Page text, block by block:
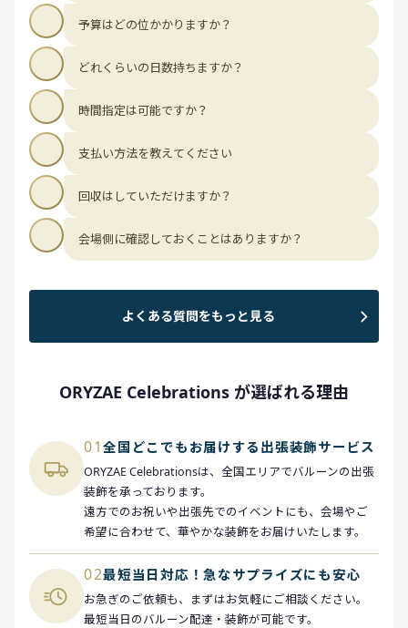
予算はどの位かかりますか？
どれくらいの日数持ちますか？
時間指定は可能ですか？
支払い方法を教えてください
回収はしていただけますか？
会場側に確認しておくことはありますか？
よくある質問をもっと見る
ORYZAE Celebrations が選ばれる理由
01全国どこでもお届けする出張装飾サービス
ORYZAE Celebrationsは、全国エリアでバルーンの出張
装飾を承っております。
遠方でのお祝いや出張先でのイベントにも、会場やご
希望に合わせて、華やかな装飾をお届けいたします。
02最短当日対応！急なサプライズにも安心
お急ぎのご依頼も、まずはお気軽にご相談ください。
最短当日のバルーン配達・装飾が可能です。